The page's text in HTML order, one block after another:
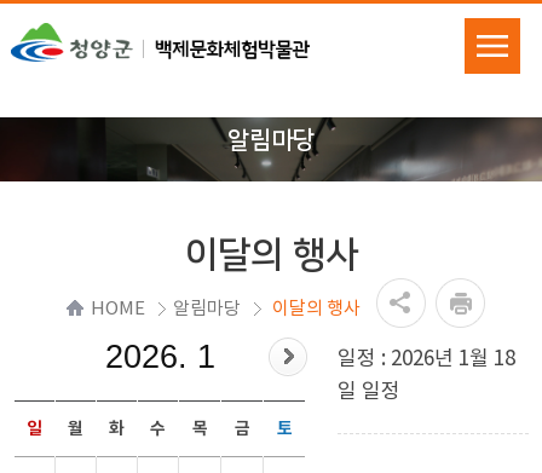
알림마당
이달의 행사
HOME 알림마당 이달의 행사
2026. 1
일 월 화 수 목 금 토
일정 : 2026년 1월 18
일 일정